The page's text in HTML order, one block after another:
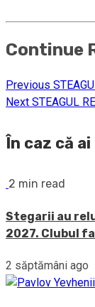
Continue
Previous
Next STEAGUL
În caz că
2 min read
Stegarii au
2027. Clubul
2 săptămâni ago